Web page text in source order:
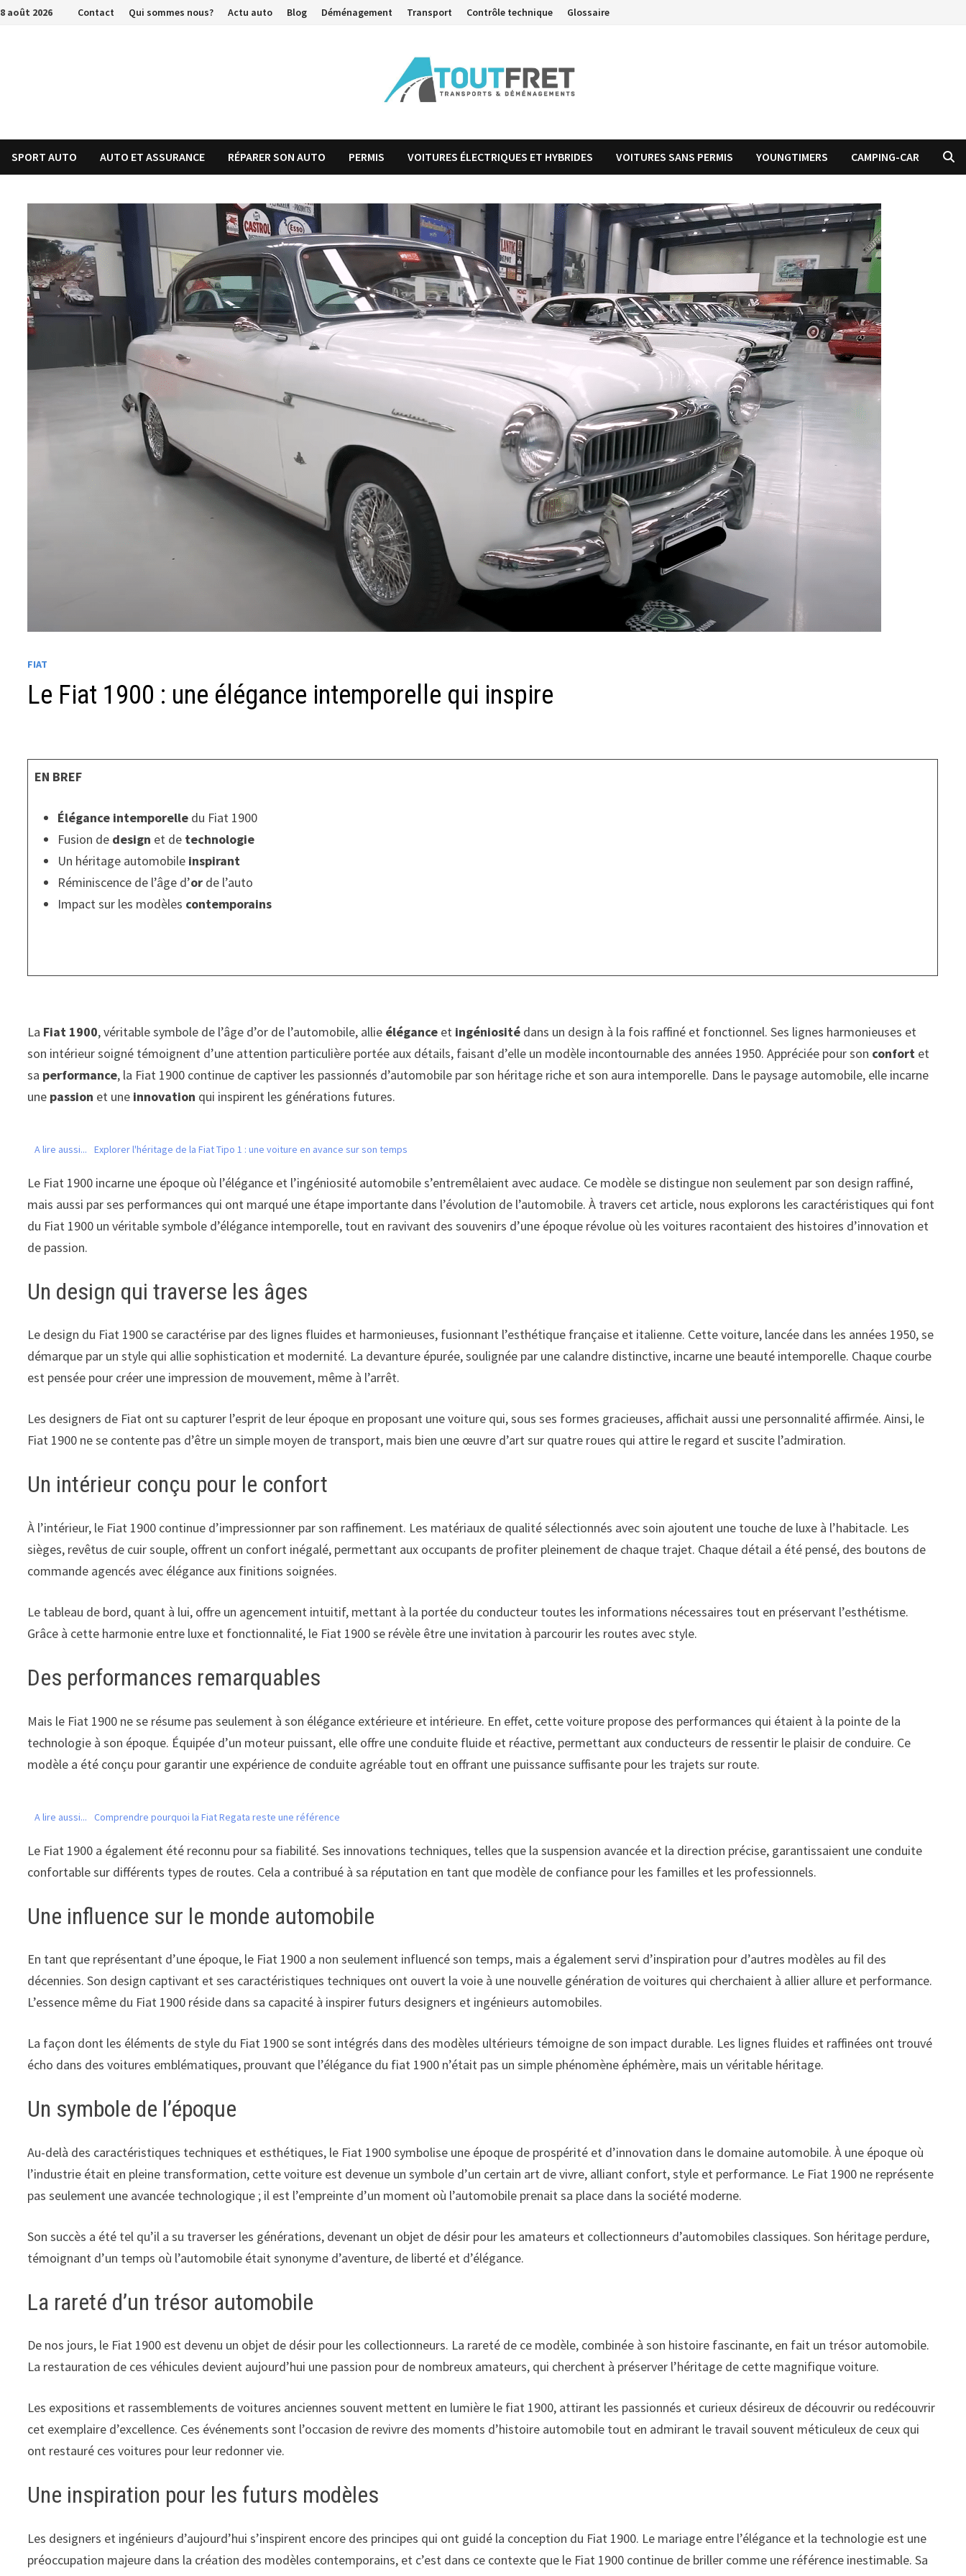
Passer
8 août 2026 Contact Qui sommes nous? Actu auto Blog Déménagement Transport Contrôle technique Glossaire
SPORT AUTO AUTO ET ASSURANCE RÉPARER SON AUTO PERMIS VOITURES ÉLECTRIQUES ET HYBRIDES VOITURES SANS PERMIS YOUNGTIMERS CAMPING-CAR
FIAT
Le Fiat 1900 : une élégance intemporelle qui inspire
EN BREF
Élégance intemporelle du Fiat 1900
Fusion de design et de technologie
Un héritage automobile inspirant
Réminiscence de l’âge d’or de l’auto
Impact sur les modèles contemporains
La Fiat 1900, véritable symbole de l’âge d’or de l’automobile, allie élégance et ingéniosité dans un design à la fois raffiné et fonctionnel. Ses lignes harmonieuses et
son intérieur soigné témoignent d’une attention particulière portée aux détails, faisant d’elle un modèle incontournable des années 1950. Appréciée pour son confort et
sa performance, la Fiat 1900 continue de captiver les passionnés d’automobile par son héritage riche et son aura intemporelle. Dans le paysage automobile, elle incarne
une passion et une innovation qui inspirent les générations futures.
A lire aussi... Explorer l'héritage de la Fiat Tipo 1 : une voiture en avance sur son temps
Le Fiat 1900 incarne une époque où l’élégance et l’ingéniosité automobile s’entremêlaient avec audace. Ce modèle se distingue non seulement par son design raffiné,
mais aussi par ses performances qui ont marqué une étape importante dans l’évolution de l’automobile. À travers cet article, nous explorons les caractéristiques qui font
du Fiat 1900 un véritable symbole d’élégance intemporelle, tout en ravivant des souvenirs d’une époque révolue où les voitures racontaient des histoires d’innovation et
de passion.
Un design qui traverse les âges
Le design du Fiat 1900 se caractérise par des lignes fluides et harmonieuses, fusionnant l’esthétique française et italienne. Cette voiture, lancée dans les années 1950, se
démarque par un style qui allie sophistication et modernité. La devanture épurée, soulignée par une calandre distinctive, incarne une beauté intemporelle. Chaque courbe
est pensée pour créer une impression de mouvement, même à l’arrêt.
Les designers de Fiat ont su capturer l’esprit de leur époque en proposant une voiture qui, sous ses formes gracieuses, affichait aussi une personnalité affirmée. Ainsi, le
Fiat 1900 ne se contente pas d’être un simple moyen de transport, mais bien une œuvre d’art sur quatre roues qui attire le regard et suscite l’admiration.
Un intérieur conçu pour le confort
À l’intérieur, le Fiat 1900 continue d’impressionner par son raffinement. Les matériaux de qualité sélectionnés avec soin ajoutent une touche de luxe à l’habitacle. Les
sièges, revêtus de cuir souple, offrent un confort inégalé, permettant aux occupants de profiter pleinement de chaque trajet. Chaque détail a été pensé, des boutons de
commande agencés avec élégance aux finitions soignées.
Le tableau de bord, quant à lui, offre un agencement intuitif, mettant à la portée du conducteur toutes les informations nécessaires tout en préservant l’esthétisme.
Grâce à cette harmonie entre luxe et fonctionnalité, le Fiat 1900 se révèle être une invitation à parcourir les routes avec style.
Des performances remarquables
Mais le Fiat 1900 ne se résume pas seulement à son élégance extérieure et intérieure. En effet, cette voiture propose des performances qui étaient à la pointe de la
technologie à son époque. Équipée d’un moteur puissant, elle offre une conduite fluide et réactive, permettant aux conducteurs de ressentir le plaisir de conduire. Ce
modèle a été conçu pour garantir une expérience de conduite agréable tout en offrant une puissance suffisante pour les trajets sur route.
A lire aussi... Comprendre pourquoi la Fiat Regata reste une référence
Le Fiat 1900 a également été reconnu pour sa fiabilité. Ses innovations techniques, telles que la suspension avancée et la direction précise, garantissaient une conduite
confortable sur différents types de routes. Cela a contribué à sa réputation en tant que modèle de confiance pour les familles et les professionnels.
Une influence sur le monde automobile
En tant que représentant d’une époque, le Fiat 1900 a non seulement influencé son temps, mais a également servi d’inspiration pour d’autres modèles au fil des
décennies. Son design captivant et ses caractéristiques techniques ont ouvert la voie à une nouvelle génération de voitures qui cherchaient à allier allure et performance.
L’essence même du Fiat 1900 réside dans sa capacité à inspirer futurs designers et ingénieurs automobiles.
La façon dont les éléments de style du Fiat 1900 se sont intégrés dans des modèles ultérieurs témoigne de son impact durable. Les lignes fluides et raffinées ont trouvé
écho dans des voitures emblématiques, prouvant que l’élégance du fiat 1900 n’était pas un simple phénomène éphémère, mais un véritable héritage.
Un symbole de l’époque
Au-delà des caractéristiques techniques et esthétiques, le Fiat 1900 symbolise une époque de prospérité et d’innovation dans le domaine automobile. À une époque où
l’industrie était en pleine transformation, cette voiture est devenue un symbole d’un certain art de vivre, alliant confort, style et performance. Le Fiat 1900 ne représente
pas seulement une avancée technologique ; il est l’empreinte d’un moment où l’automobile prenait sa place dans la société moderne.
Son succès a été tel qu’il a su traverser les générations, devenant un objet de désir pour les amateurs et collectionneurs d’automobiles classiques. Son héritage perdure,
témoignant d’un temps où l’automobile était synonyme d’aventure, de liberté et d’élégance.
La rareté d’un trésor automobile
De nos jours, le Fiat 1900 est devenu un objet de désir pour les collectionneurs. La rareté de ce modèle, combinée à son histoire fascinante, en fait un trésor automobile.
La restauration de ces véhicules devient aujourd’hui une passion pour de nombreux amateurs, qui cherchent à préserver l’héritage de cette magnifique voiture.
Les expositions et rassemblements de voitures anciennes souvent mettent en lumière le fiat 1900, attirant les passionnés et curieux désireux de découvrir ou redécouvrir
cet exemplaire d’excellence. Ces événements sont l’occasion de revivre des moments d’histoire automobile tout en admirant le travail souvent méticuleux de ceux qui
ont restauré ces voitures pour leur redonner vie.
Une inspiration pour les futurs modèles
Les designers et ingénieurs d’aujourd’hui s’inspirent encore des principes qui ont guidé la conception du Fiat 1900. Le mariage entre l’élégance et la technologie est une
préoccupation majeure dans la création des modèles contemporains, et c’est dans ce contexte que le Fiat 1900 continue de briller comme une référence inestimable. Sa